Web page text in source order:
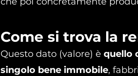
Come si trova la
Questo dato (valore) è quello
singolo bene immobile,